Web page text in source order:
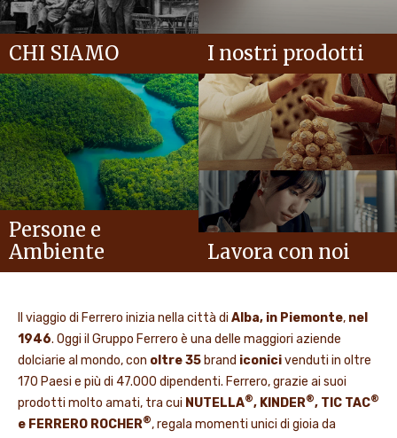
CHI SIAMO I nostri prodotti
Persone e
Ambiente
Lavora con noi
Il viaggio di Ferrero inizia nella città di Alba, in Piemonte, nel
1946. Oggi il Gruppo Ferrero è una delle maggiori aziende
dolciarie al mondo, con oltre 35 brand iconicivenduti in oltre
170 Paesi e più di 47.000 dipendenti. Ferrero, grazie ai suoi
prodotti molto amati, tra cui NUTELLA®, KINDER®, TIC TAC®
e FERRERO ROCHER®, regala momenti unici di gioia da